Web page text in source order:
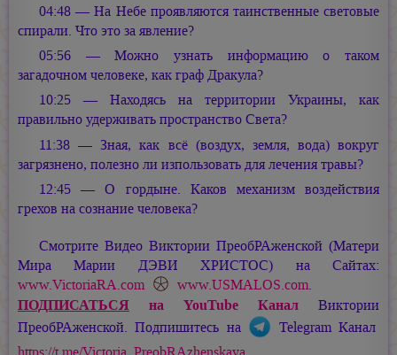
04:48 — На Небе проявляются таинственные световые
спирали. Что это за явление?
05:56 — Можно узнать информацию о таком
загадочном человеке, как граф Дракула?
10:25 — Находясь на территории Украины, как
правильно удерживать пространство Света?
11:38 — Зная, как всё (воздух, земля, вода) вокруг
загрязнено, полезно ли изпользовать для лечения травы?
12:45 — О гордыне. Каков механизм воздействия
грехов на сознание человека?
Смотрите Видео Виктории ПреобРАженской (Матери
МираМарии ДЭВИ ХРИСТОС) на Сайтах:
www.VictoriaRA.com
www.USMALOS.com.
ПОДПИСАТЬСЯ на YouTube Канал Виктории
ПреобРАженской. Подпишитесь на
Telegram Канал